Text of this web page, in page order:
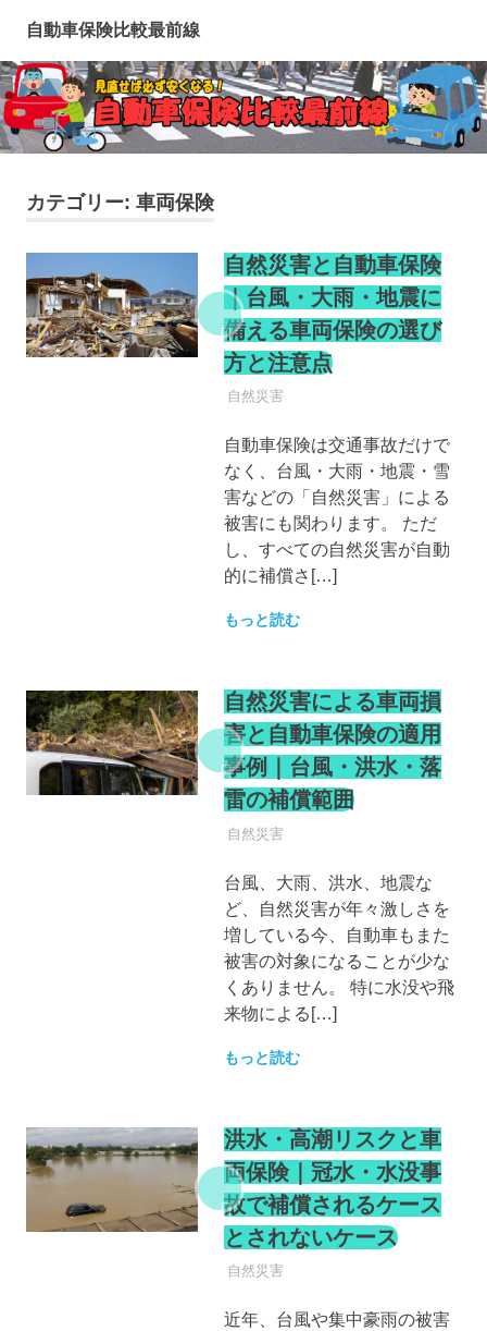
テ
ン
ツ
へ
自動車保険比較最前線
カテゴリー: 車両保険
自然災害と自動車保険
｜台風・大雨・地震に
備える車両保険の選び
方と注意点
自動車保険
自然災害
自動車保険は交通事故だけで
なく、台風・大雨・地震・雪
害などの「自然災害」による
被害にも関わります。 ただ
し、すべての自然災害が自動
的に補償さ[…]
もっと読む
自然災害による車両損
害と自動車保険の適用
事例｜台風・洪水・落
雷の補償範囲
自動車保険
自然災害
台風、大雨、洪水、地震な
ど、自然災害が年々激しさを
増している今、自動車もまた
被害の対象になることが少な
くありません。 特に水没や飛
来物による[…]
もっと読む
洪水・高潮リスクと車
両保険｜冠水・水没事
故で補償されるケース
とされないケース
自動車保険
自然災害
近年、台風や集中豪雨の被害